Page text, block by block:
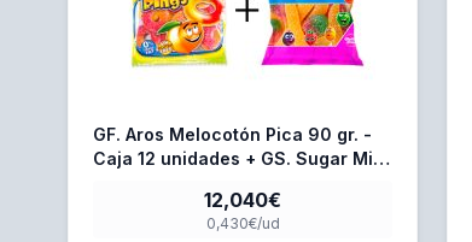
GF. Aros Melocotón Pica 90 gr. -
Caja 12 unidades + GS. Sugar Mix
12,040€
0,430€/ud